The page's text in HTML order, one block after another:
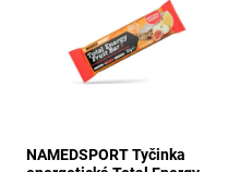
NAMEDSPORT Tyčinka